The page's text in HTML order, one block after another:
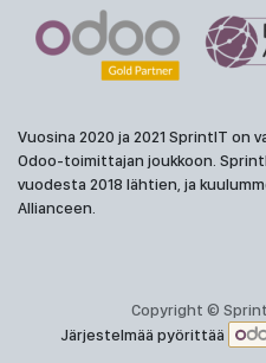
Vuosina 2020 ja 2021 SprintIT on
Odoo-toimittajan joukkoon.
vuodesta 2018 lähtien, ja
Allianceen.
Copyright ©
Järjestelmää pyörittää